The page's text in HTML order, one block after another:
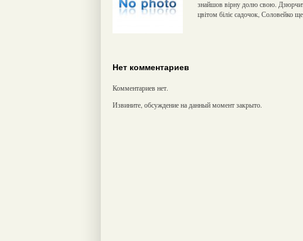
знайшов вірну долю свою.
цвітом біліє садочок, Соловейко
Нет комментариев
Комментариев нет.
Извините, обсуждение на данный момент закрыто.